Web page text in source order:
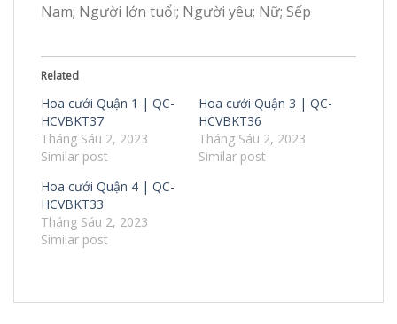
Nam; Người lớn tuổi; Người yêu; Nữ; Sếp
Related
Hoa cưới Quận 1 | QC-
HCVBKT37
Tháng Sáu 2, 2023
Similar post
Hoa cưới Quận 3 | QC-
HCVBKT36
Tháng Sáu 2, 2023
Similar post
Hoa cưới Quận 4 | QC-
HCVBKT33
Tháng Sáu 2, 2023
Similar post